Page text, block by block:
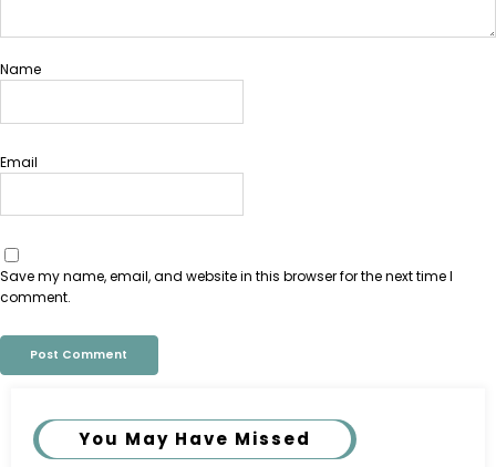
Name
Email
Save my name, email, and website in this browser for the next time I
comment.
You May Have Missed